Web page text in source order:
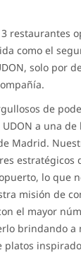
restaurantes
como el
solo por
de
a una
Madrid.
estratégicos
lo que
misión de
el mayor
brindando a